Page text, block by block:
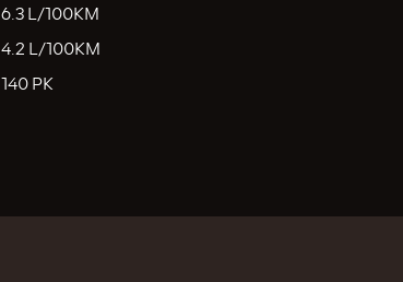
6.3 L/100KM
4.2 L/100KM
140 PK